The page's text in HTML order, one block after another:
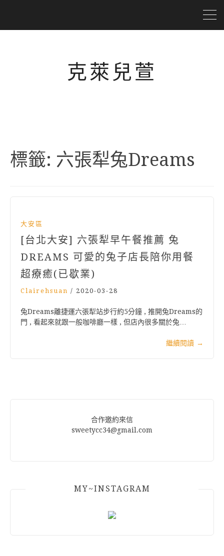
克萊兒萱
標籤: 六張犁兔Dreams
大安區
[台北大安] 六張犁早午餐推薦 兔
DREAMS 可愛的兔子店長陪你用餐
超療癒(已歇業)
Clairehsuan / 2020-03-28
兔Dreams離捷運六張犁站步行約5分鐘 , 推開兔Dreams的
門 , 看起來就跟一般咖啡廳一樣 , 但店內很多關於兔…
繼續閱讀 →
合作邀約來信
sweetycc34@gmail.com
MY~INSTAGRAM